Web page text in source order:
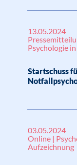
13.05.2024
Psychologie
Startschuss
03.05.2024
Online |
Aufzeichnung